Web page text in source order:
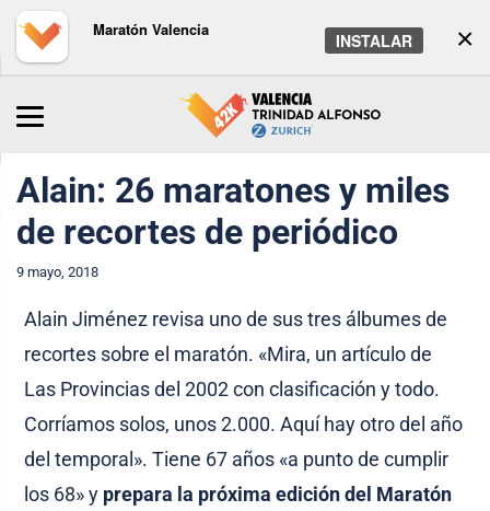
×
Maratón Valencia
INSTALAR
Noticias
Alain: 26 maratones y miles
de recortes de periódico
9 mayo, 2018
Alain Jiménez revisa uno de sus tres álbumes de
recortes sobre el maratón. «Mira, un artículo de
Las Provincias del 2002 con clasificación y todo.
Corríamos solos, unos 2.000. Aquí hay otro del año
del temporal». Tiene 67 años «a punto de cumplir
los 68» y prepara la próxima edición del Maratón